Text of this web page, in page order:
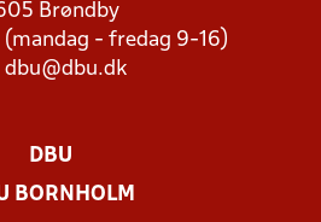
Brøndby
(mandag - fredag 9-16)
dbu@dbu.dk
DBU
BORNHOLM